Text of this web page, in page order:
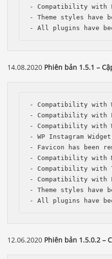
- Compatibility with
- Theme styles have
- All plugins have
14.08.2020 Phiên bản 1.5.1 –
- Compatibility with
- Compatibility with
- Compatibility with
- WP Instagram
- Favicon has been
- Compatibility with
- Compatibility with
- Compatibility with
- Theme styles have
- All plugins have
12.06.2020 Phiên bản 1.5.0.2 –